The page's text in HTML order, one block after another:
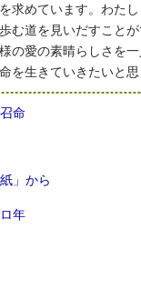
求めています。わた
む道を見いだすこと
の愛の素晴らしさを
を生きていきたいと思
命
」から
年